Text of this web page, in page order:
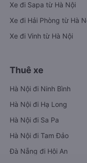
Xe đi Sapa từ Hà Nội
Xe đi Hải Phòng từ Hà
Xe đi Vinh từ Hà Nội
Thuê xe
Hà Nội đi Ninh Bình
Hà Nội đi Hạ Long
Hà Nội đi Sa Pa
Hà Nội đi Tam Đảo
Đà Nẵng đi Hội An